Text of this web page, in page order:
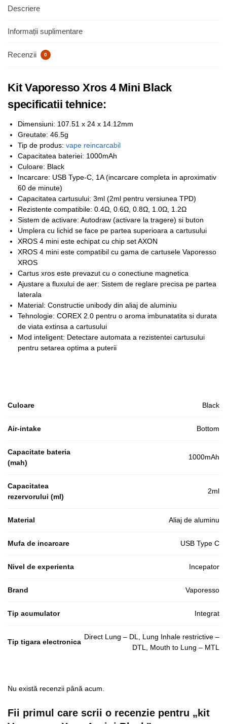
Descriere
Informații suplimentare
Recenzii 0
Kit Vaporesso Xros 4 Mini Black
specificatii tehnice:
Dimensiuni: 107.51 x 24 x 14.12mm
Greutate: 46.5g
Tip de produs: vape reincarcabil
Capacitatea bateriei: 1000mAh
Culoare: Black
Incarcare: USB Type-C, 1A (incarcare completa in aproximativ
60 de minute)
Capacitatea cartusului: 3ml (2ml pentru versiunea TPD)
Rezistente compatibile: 0.4Ω, 0.6Ω, 0.8Ω, 1.0Ω, 1.2Ω
Sistem de activare: Autodraw (activare la tragere) si buton
Umplera cu lichid se face pe partea superioara a cartusului
XROS 4 mini este echipat cu chip set AXON
XROS 4 mini este compatibil cu gama de cartusele Vaporesso
XROS
Cartus xros este prevazut cu o conectiune magnetica
Ajustare a fluxului de aer: Sistem de reglare precisa pe partea
laterala
Material: Constructie unibody din aliaj de aluminiu
Tehnologie: COREX 2.0 pentru o aroma imbunatatita si durata
de viata extinsa a cartusului
Mod inteligent: Detectare automata a rezistentei cartusului
pentru setarea optima a puterii
Culoare Black
Air-intake Bottom
Capacitate bateria
(mah)
1000mAh
Capacitatea
rezervorului (ml)
2ml
Material Aliaj de aluminu
Mufa de incarcare USB Type C
Nivel de experienta Incepator
Brand Vaporesso
Tip acumulator Integrat
Tip tigara electronica
Direct Lung – DL, Lung Inhale restrictive –
DTL, Mouth to Lung – MTL
Nu există recenzii până acum.
Fii primul care scrii o recenzie pentru „kit